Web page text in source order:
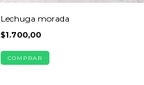
Lechuga morada
$1.700,00
COMPRAR